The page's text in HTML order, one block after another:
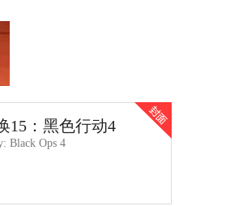
15：黑色行动4
Black Ops 4